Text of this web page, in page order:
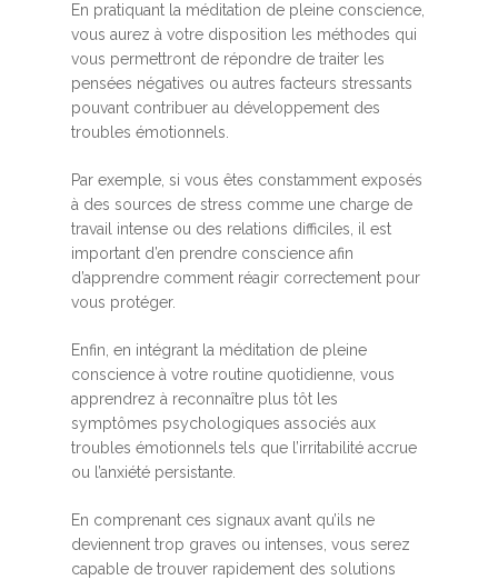
En pratiquant la méditation de pleine conscience,
vous aurez à votre disposition les méthodes qui
vous permettront de répondre de traiter les
pensées négatives ou autres facteurs stressants
pouvant contribuer au développement des
troubles émotionnels.
Par exemple, si vous êtes constamment exposés
à des sources de stress comme une charge de
travail intense ou des relations difficiles, il est
important d’en prendre conscience afin
d’apprendre comment réagir correctement pour
vous protéger.
Enfin, en intégrant la méditation de pleine
conscience à votre routine quotidienne, vous
apprendrez à reconnaître plus tôt les
symptômes psychologiques associés aux
troubles émotionnels tels que l’irritabilité accrue
ou l’anxiété persistante.
En comprenant ces signaux avant qu’ils ne
deviennent trop graves ou intenses, vous serez
capable de trouver rapidement des solutions